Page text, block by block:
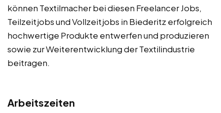
können Textilmacher bei diesen Freelancer Jobs,
Teilzeitjobs und Vollzeitjobs in Biederitz erfolgreich
hochwertige Produkte entwerfen und produzieren
sowie zur Weiterentwicklung der Textilindustrie
beitragen.
Arbeitszeiten